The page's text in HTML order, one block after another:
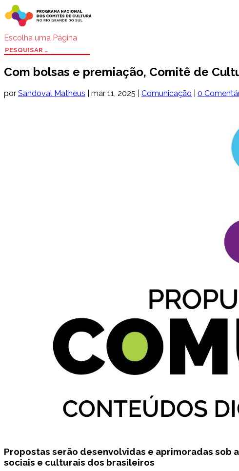
Escolha uma Página
Com bolsas e premiação, Comitê de
por Sandoval Matheus mar 11, 2025 Comunicação 0
Propostas serão desenvolvidas e aprimoradas
sociais e culturais dos brasileiros